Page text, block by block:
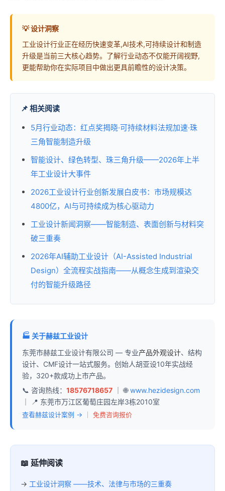
💡 设计洞察
工业设计行业正在经历快速变革,AI技术,可持续设计和制造
升级是当前三大核心趋势。了解行业动态不仅能开阔视野,
更能帮助你在实际项目中做出更具前瞻性的设计决策。
📌 相关阅读
5月行业动态：红点奖揭晓·可持续材料法规加速·珠
三角智能制造升级
智能设计、绿色转型、珠三角升级——2026年上半
年工业设计大事件
2026工业设计行业创新发展白皮书：市场规模达
4800亿，AI与可持续成为核心驱动力
工业设计新闻洞察——智能制造、表面创新与材料突
破三重奏
2026年AI辅助工业设计（AI-Assisted Industrial
Design）全流程实战指南——从概念生成到渲染交
付的智能升级路径
🏭 关于赫兹工业设计
东莞市赫兹工业设计有限公司 — 专业产品外观设计、结构
设计、CMF设计一站式服务。创始人胡亚设10年实战经
验，320+款成功上市产品。
📞 咨询热线： 18576718657 ｜ 🌐www.hezidesign.com
｜ 📍 东莞市万江区葡萄庄园左岸3栋2010室
查看赫兹设计案例 → 免费咨询报价
📖 延伸阅读
→ 工业设计洞察 ——技术、法律与市场的三重奏